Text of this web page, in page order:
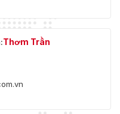
Thơm Trần